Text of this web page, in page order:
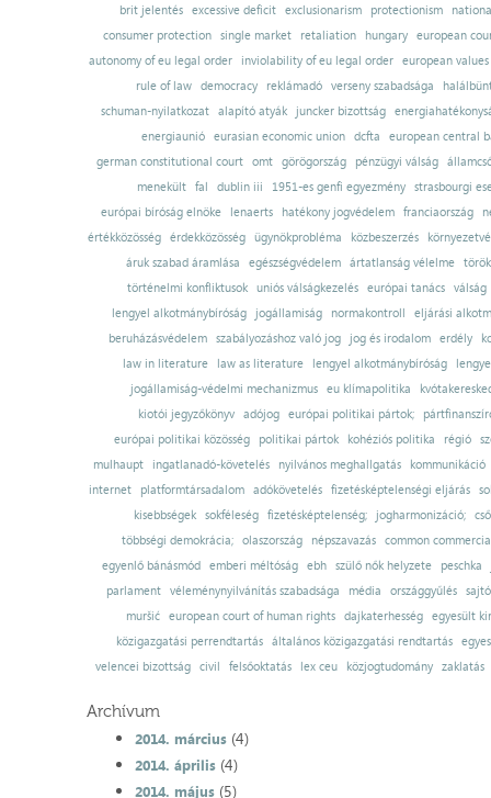
brit jelentés excessive deficit exclusionarism protectionism
consumer protection
single market retaliation hungary
european
autonomy of eu legal order
inviolability of eu legal order
european values
rule of law
democracy reklámadó verseny szabadsága
schuman-nyilatkozat alapító atyák juncker bizottság
energiaunió eurasian economic union dcfta
european central
german constitutional court
omt görögország pénzügyi válság
menekült
fal dublin iii 1951-es genfi egyezmény
strasbourgi
európai bíróság elnöke
lenaerts hatékony jogvédelem franciaország
értékközösség
érdekközösség ügynökprobléma közbeszerzés
áruk szabad áramlása
egészségvédelem ártatlanság vélelme
történelmi konfliktusok uniós válságkezelés európai tanács válság
lengyel alkotmánybíróság
jogállamiság normakontroll
eljárási
beruházásvédelem
szabályozáshoz való jog jog és irodalom erdély
law in literature
law as literature lengyel alkotmánybíróság
jogállamiság-védelmi mechanizmus
eu klímapolitika
kiotói jegyzőkönyv adójog európai politikai pártok;
európai politikai közösség
politikai pártok kohéziós politika régió
mulhaupt
ingatlanadó-követelés nyilvános meghallgatás
kommunikáció
internet
platformtársadalom adókövetelés fizetésképtelenségi eljárás
kisebbségek sokféleség fizetésképtelenség; jogharmonizáció;
többségi demokrácia; olaszország népszavazás common
egyenlő bánásmód emberi méltóság ebh szülő nők helyzete
peschka
parlament
véleménynyilvánítás szabadsága média országgyűlés
muršić
european court of human rights dajkaterhesség
egyesült
közigazgatási perrendtartás
általános közigazgatási rendtartás
velencei bizottság
civil felsőoktatás lex ceu közjogtudomány zaklatás
Archívum
2014. március(4)
2014. április(4)
2014. május(5)